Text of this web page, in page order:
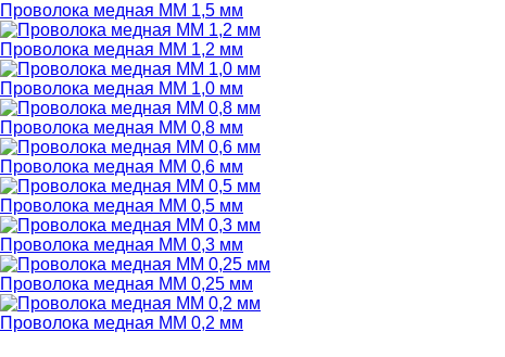
Проволока медная ММ 1,5 мм
Проволока медная ММ 1,2 мм
Проволока медная ММ 1,0 мм
Проволока медная ММ 0,8 мм
Проволока медная ММ 0,6 мм
Проволока медная ММ 0,5 мм
Проволока медная ММ 0,3 мм
Проволока медная ММ 0,25 мм
Проволока медная ММ 0,2 мм